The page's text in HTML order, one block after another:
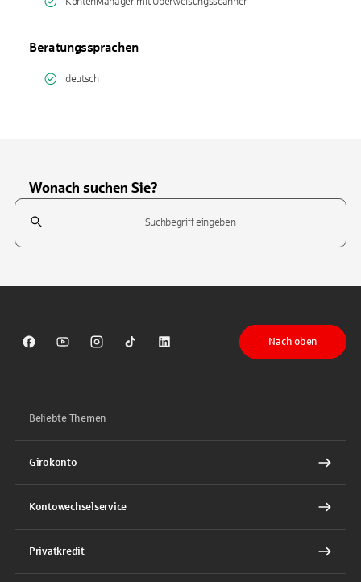
Beratungssprachen
deutsch
Wonach suchen Sie?
Suchfeld
Sparkasse auf Facebook
Sparkasse auf Youtube
Sparkasse auf Instagram
Sparkasse auf TikTok
Sparkasse auf LinkedIn
Nach oben
Beliebte Themen
Girokonto
Kontowechselservice
Privatkredit